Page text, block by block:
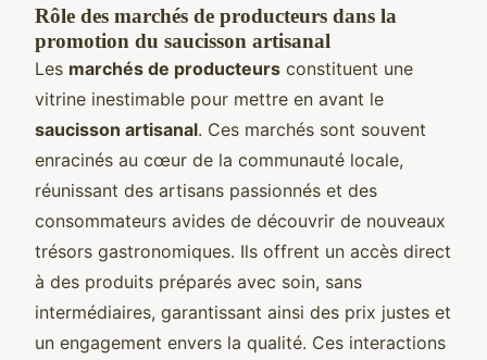
Rôle des marchés de producteurs dans la
promotion du saucisson artisanal
Les marchés de producteurs constituent une
vitrine inestimable pour mettre en avant le
saucisson artisanal. Ces marchés sont souvent
enracinés au cœur de la communauté locale,
réunissant des artisans passionnés et des
consommateurs avides de découvrir de nouveaux
trésors gastronomiques. Ils offrent un accès direct
à des produits préparés avec soin, sans
intermédiaires, garantissant ainsi des prix justes et
un engagement envers la qualité. Ces interactions